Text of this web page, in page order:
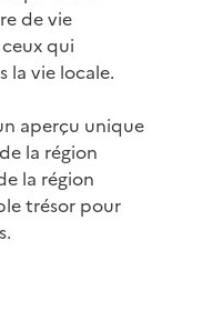
de vie
qui
la vie locale.
aperçu unique
la région
la région
trésor pour